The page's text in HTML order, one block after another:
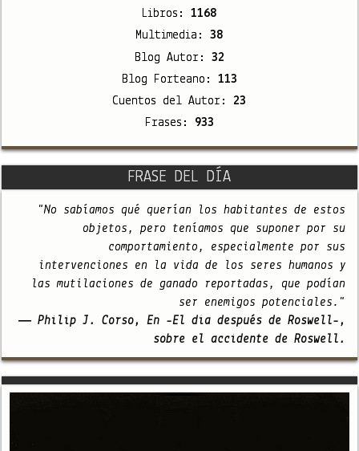
Libros:1168
Multimedia:38
Blog Autor: 32
Blog Forteano: 113
Cuentos del Autor: 23
Frases: 933
FRASE DEL DÍA
"No sabíamos qué querían los habitantes de estos
objetos, pero teníamos que suponer por su
comportamiento, especialmente por sus
intervenciones en la vida de los seres humanos y
las mutilaciones de ganado reportadas, que podían
ser enemigos potenciales."
— Philip J. Corso, En -El día después de Roswell-,
sobre el accidente de Roswell.